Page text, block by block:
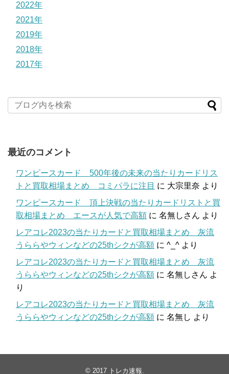
2022年
2021年
2019年
2018年
2017年
最近のコメント
ワンピースカード 500年後の未来の当たりカードリス
トと買取相場まとめ コミパラに注目 に 大宗里奈 より
ワンピースカード 頂上決戦の当たりカードリストと買
取相場まとめ エースが人気で高額 に 名無しさん より
レアコレ2023の当たりカードと買取相場まとめ 灰流
うららやウィンなどの25thシクが高額 に ^_^ より
レアコレ2023の当たりカードと買取相場まとめ 灰流
うららやウィンなどの25thシクが高額 に 名無しさん よ
り
レアコレ2023の当たりカードと買取相場まとめ 灰流
うららやウィンなどの25thシクが高額 に 名無し より
© 2017 トレカ速報.